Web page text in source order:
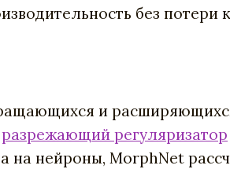
без потери
и
разрежающий регуляризатор
нейроны, MorphNet